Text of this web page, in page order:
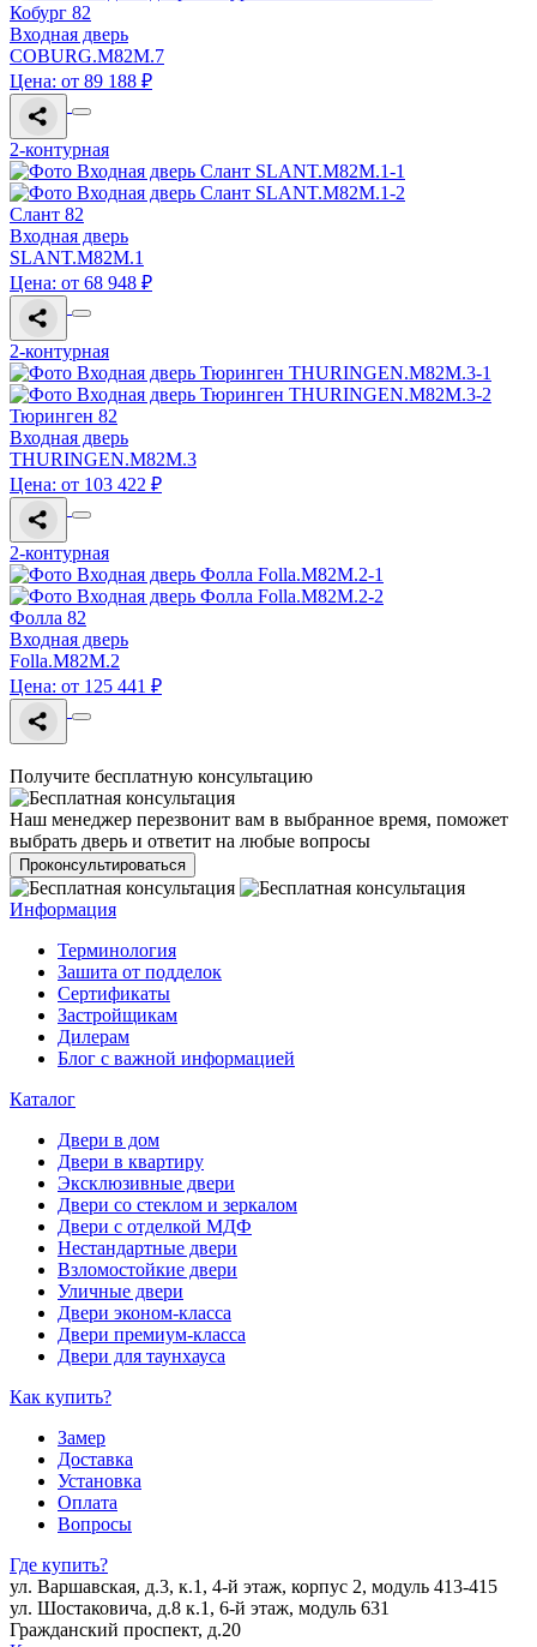
Кобург 82
Входная дверь
COBURG.M82M.7
Цена: от 89 188 ₽
2-контурная
Слант 82
Входная дверь
SLANT.M82M.1
Цена: от 68 948 ₽
2-контурная
Тюринген 82
Входная дверь
THURINGEN.M82M.3
Цена: от 103 422 ₽
2-контурная
Фолла 82
Входная дверь
Folla.M82M.2
Цена: от 125 441 ₽
Получите бесплатную консультацию
Наш менеджер перезвонит вам в выбранное время, поможет
выбрать дверь и ответит на любые вопросы
Проконсультироваться
Информация
Терминология
Зашита от подделок
Сертификаты
Застройщикам
Дилерам
Блог с важной информацией
Каталог
Двери в дом
Двери в квартиру
Эксклюзивные двери
Двери со стеклом и зеркалом
Двери с отделкой МДФ
Нестандартные двери
Взломостойкие двери
Уличные двери
Двери эконом-класса
Двери премиум-класса
Двери для таунхауса
Как купить?
Замер
Доставка
Установка
Оплата
Вопросы
Где купить?
ул. Варшавская, д.3, к.1, 4-й этаж, корпус 2, модуль 413-415
ул. Шостаковича, д.8 к.1, 6-й этаж, модуль 631
Гражданский проспект, д.20